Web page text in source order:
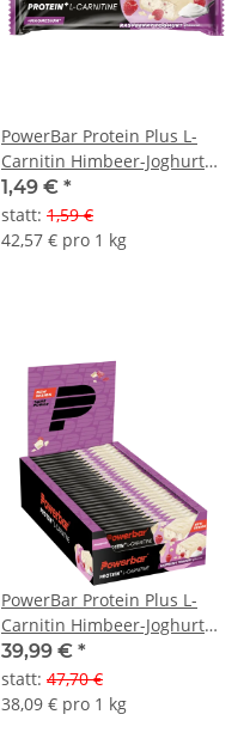
PowerBar Protein Plus L-
Carnitin Himbeer-Joghurt
Riegel
1,49 € *
statt: 1,59 €
42,57 € pro 1 kg
PowerBar Protein Plus L-
Carnitin Himbeer-Joghurt
Riegel 30er Box
39,99 € *
statt: 47,70 €
38,09 € pro 1 kg